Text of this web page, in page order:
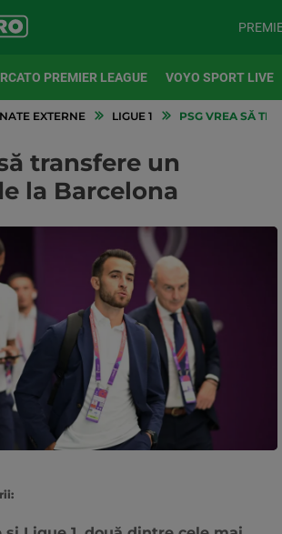
PREMIER LEAGUE VOYO SPORT LIVE
EXTERNE LIGUE 1 PSG VREA SĂ
transfere un
la Barcelona